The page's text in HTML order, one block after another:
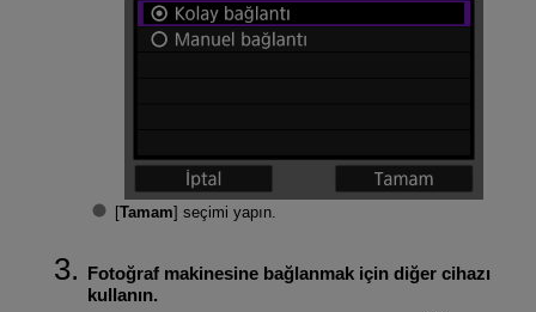
[Tamam] seçimi yapın.
Fotoğraf makinesine bağlanmak için diğer cihazı
kullanın.